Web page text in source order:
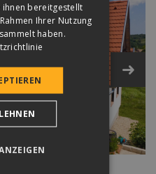
Kunststoff
ihnen bereitgestellt
Ihrer Nutzung
haben.